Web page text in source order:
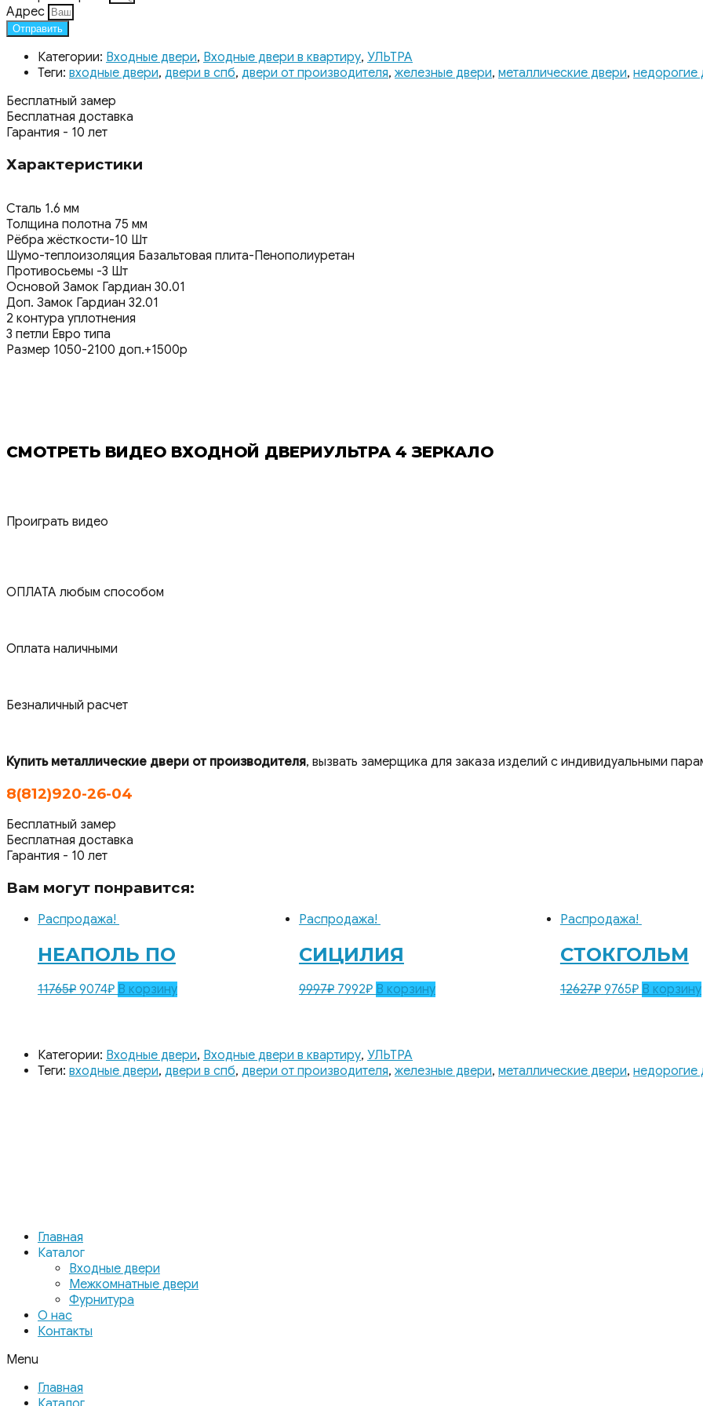
Адрес
Отправить
Категории: Входные двери, Входные двери в квартиру, УЛЬТРА
Теги: входные двери, двери в спб, двери от производителя, железные двери, металлические двери, недорогие
Бесплатный замер
Бесплатная доставка
Гарантия - 10 лет
Характеристики
Сталь 1.6 мм
Толщина полотна 75 мм
Рёбра жёсткости-10 Шт
Шумо-теплоизоляция Базальтовая плита-Пенополиуретан
Противосьемы -3 Шт
Основой Замок Гардиан 30.01
Доп. Замок Гардиан 32.01
2 контура уплотнения
3 петли Евро типа
Размер 1050-2100 доп.+1500р
СМОТРЕТЬ ВИДЕО ВХОДНОЙ ДВЕРИУЛЬТРА 4 ЗЕРКАЛО
Проиграть видео
ОПЛАТА любым способом
Оплата наличными
Безналичный расчет
Купить металлические двери от производителя, вызвать замерщика для заказа изделий с индивидуальными
8(812)920-26-04
Бесплатный замер
Бесплатная доставка
Гарантия - 10 лет
Вам могут понравится:
Распродажа!
НЕАПОЛЬ ПО
11765₽ 9074₽ В корзину
Распродажа!
СИЦИЛИЯ
9997₽ 7992₽ В корзину
Распродажа!
СТОКГОЛЬМ
12627₽ 9765₽ В корзину
Категории: Входные двери, Входные двери в квартиру, УЛЬТРА
Теги: входные двери, двери в спб, двери от производителя, железные двери, металлические двери, недорогие
Главная
Каталог
Входные двери
Межкомнатные двери
Фурнитура
О нас
Контакты
Menu
Главная